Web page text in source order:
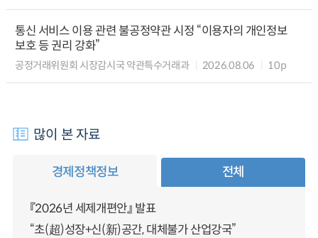
통신 서비스 이용 관련 불공정약관 시정 “이용자의 개인정보
보호 등 권리 강화”
공정거래위원회 시장감시국 약관특수거래과 2026.08.06 10p
많이 본 자료
경제정책정보 전체
『2026년 세제개편안』 발표
“초(超)성장+신(新)공간, 대체불가 산업강국”